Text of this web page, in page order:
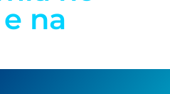
na